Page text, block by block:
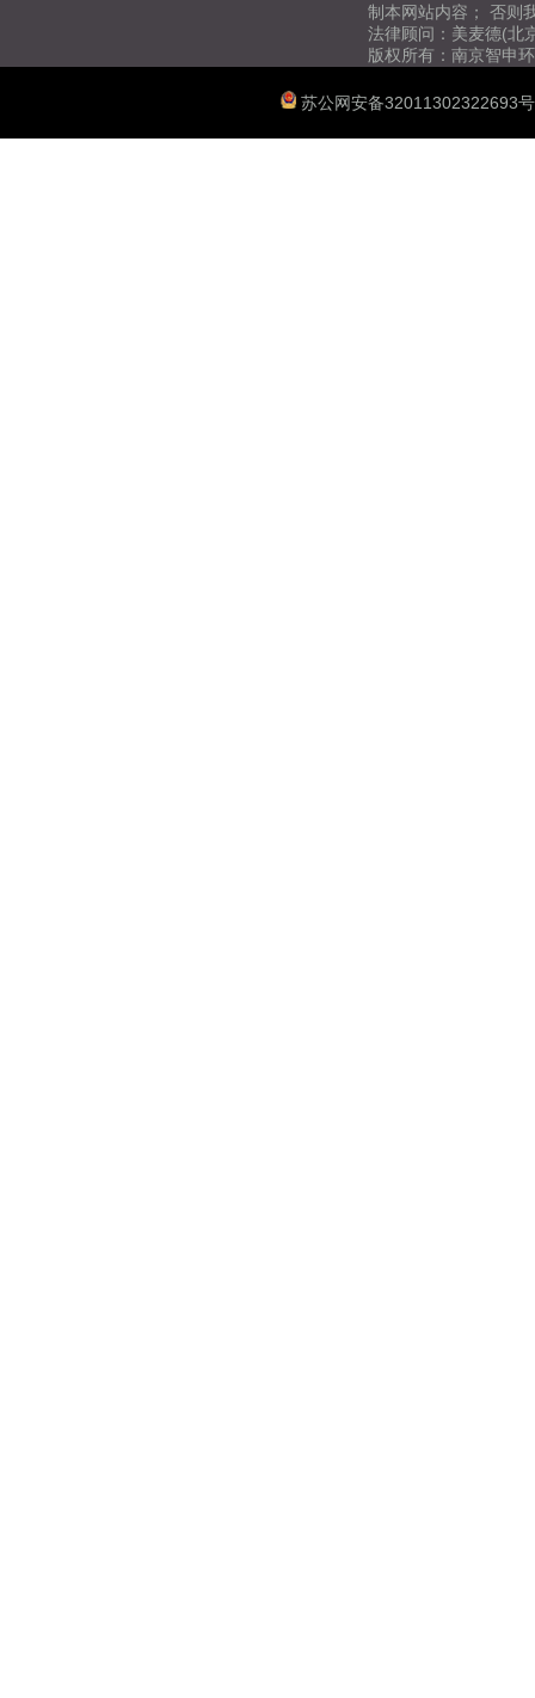
制本网站内容； 否则
法律顾问：美麦德(北
版权所有：南京智申
苏公网安备32011302322693号